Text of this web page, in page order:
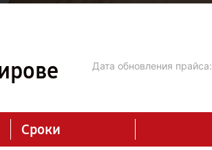
Дата обновления прайса:
Сроки